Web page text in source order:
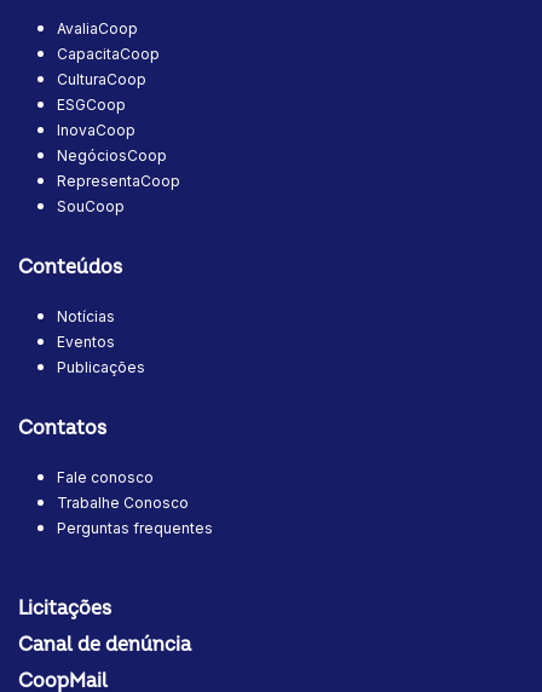
AvaliaCoop
CapacitaCoop
CulturaCoop
ESGCoop
InovaCoop
NegóciosCoop
RepresentaCoop
SouCoop
Conteúdos
Notícias
Eventos
Publicações
Contatos
Fale conosco
Trabalhe Conosco
Perguntas frequentes
Licitações
Canal de denúncia
CoopMail